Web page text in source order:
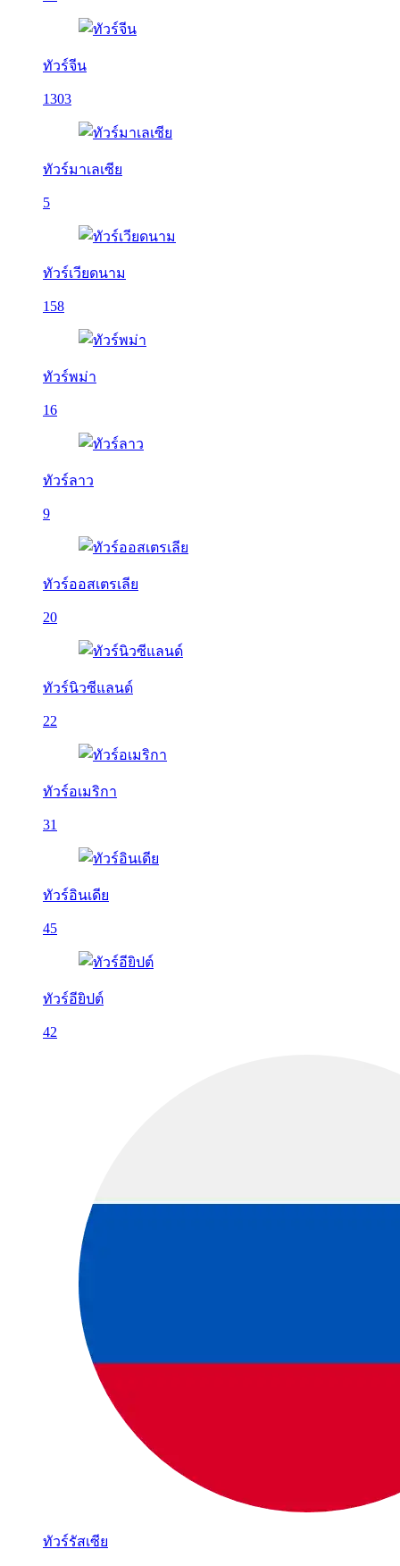
ทัวร์จีน
1303
ทัวร์มาเลเซีย
5
ทัวร์เวียดนาม
158
ทัวร์พม่า
16
ทัวร์ลาว
9
ทัวร์ออสเตรเลีย
20
ทัวร์นิวซีแลนด์
22
ทัวร์อเมริกา
31
ทัวร์อินเดีย
45
ทัวร์อียิปต์
42
ทัวร์รัสเซีย